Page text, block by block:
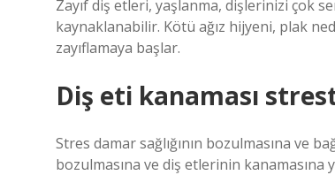
Zayıf diş etleri, yaşlanma, dişlerinizi çok
kaynaklanabilir. Kötü ağız hijyeni, plak
zayıflamaya başlar.
Diş eti kanaması
Stres damar sağlığının bozulmasına ve
bozulmasına ve diş etlerinin kanamasına